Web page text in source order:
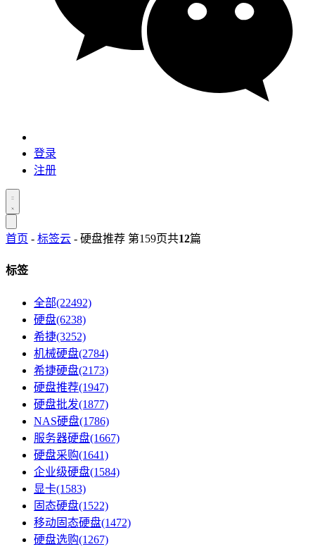
登录
注册
首页 - 标签云 - 硬盘推荐 第159页共12篇
标签
全部(22492)
硬盘(6238)
希捷(3252)
机械硬盘(2784)
希捷硬盘(2173)
硬盘推荐(1947)
硬盘批发(1877)
NAS硬盘(1786)
服务器硬盘(1667)
硬盘采购(1641)
企业级硬盘(1584)
显卡(1583)
固态硬盘(1522)
移动固态硬盘(1472)
硬盘选购(1267)